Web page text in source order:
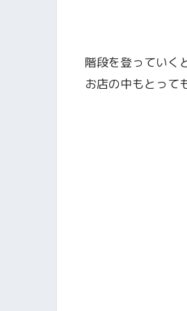
階段を登っていく
お店の中もとって